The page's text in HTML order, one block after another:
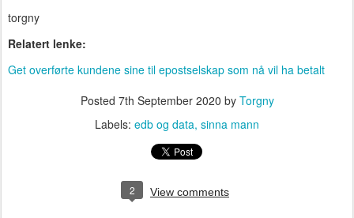
torgny
Relatert lenke:
Get overførte kundene sine til epostselskap som nå vil ha betalt
Posted 7th September 2020 by Torgny
Labels: edb og data sinna mann
2 View comments